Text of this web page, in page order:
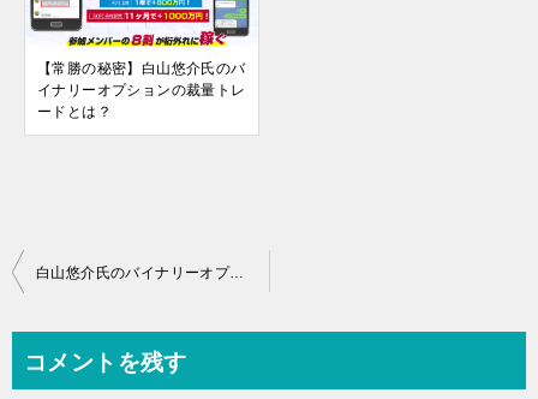
【常勝の秘密】白山悠介氏のバ
イナリーオプションの裁量トレ
ードとは？
投
ビ
白山悠介氏のバイナリーオプションで楽して勝つ方法は？
コメントを残す